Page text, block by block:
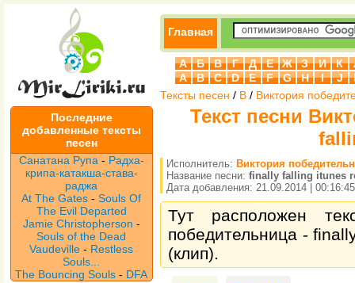
Последние
добавленные тексты
песен
Санатана Рупа - Радха-
крипа-катакша-става-
раджа
At The Gates -Souls Of
The Evil Departed
Jamie Christopherson -
Souls of the Dead
Vaudeville- Restless
Souls...
The Bouncing Souls - DFA
Главная
А Б В Г Д Е Ж З И К
A
B C D E F G H I J
Тексты песен / В / Виктория
Текст песни
Исполнитель: Виктория
Название песни: finally falling itunes
Дата добавления: 21.09.2014 | 00:16:45
Тут расположен
победительница -
(клип).